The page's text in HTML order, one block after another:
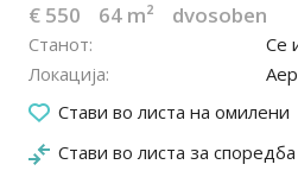
€ 550 64 m² dvosoben
Станот
Се
Локација
Стави во листа на омилени
Стави во листа за споредба
14.05.2026